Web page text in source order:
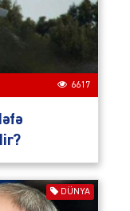
6617
DÜNYA